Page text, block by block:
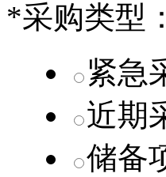
*采购类型：
紧急
近期
储备